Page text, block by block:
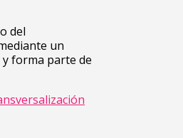
del
un
forma parte de